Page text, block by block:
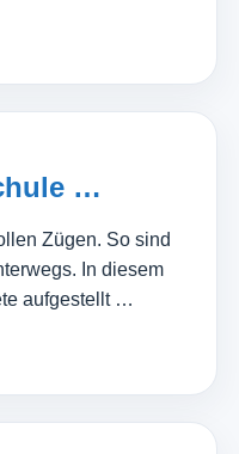
…
Zügen. So sind
In diesem
aufgestellt …